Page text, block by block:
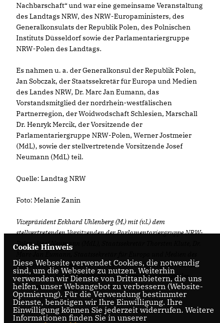
Nachbarschaft“ und war eine gemeinsame Veranstaltung
des Landtags NRW, des NRW-Europaministers, des
Generalkonsulats der Republik Polen, des Polnischen
Instituts Düsseldorf sowie der Parlamentariergruppe
NRW-Polen des Landtags.
Es nahmen u. a. der Generalkonsul der Republik Polen,
Jan Sobczak, der Staatssekretär für Europa und Medien
des Landes NRW, Dr. Marc Jan Eumann, das
Vorstandsmitglied der nordrhein-westfälischen
Partnerregion, der Woidwodschaft Schlesien, Marschall
Dr. Henryk Mercik, der Vorsitzende der
Parlamentariergruppe NRW-Polen, Werner Jostmeier
(MdL), sowie der stellvertretende Vorsitzende Josef
Neumann (MdL) teil.
Quelle: Landtag NRW
Foto: Melanie Zanin
Vizepräsident Eckhard Uhlenberg (M.) mit (v.l.) dem
stellvertretenden Vorsitzenden der Parlamentariergruppe NRW-
Polen, Josef Neumann (MdL), Staatssekretär Thorsten Klute, Dr.
Landes NRW, Marschall Dr. Henryk Mercik, dem Generalkonsul
der Republik Polen, Jan Sobczak, und dem Vorsitzenden der
Parlamentariergruppe, Werner Jostmeier (MdL).
Cookie Hinweis
Diese Webseite verwendet Cookies, die notwendig
sind, um die Webseite zu nutzen. Weiterhin
verwenden wir Dienste von Drittanbietern, die uns
helfen, unser Webangebot zu verbessern (Website-
Optmierung). Für die Verwendung bestimmter
Dienste, benötigen wir Ihre Einwilligung. Ihre
Einwilligung können Sie jederzeit widerrufen. Weitere
Informationen finden Sie in unserer